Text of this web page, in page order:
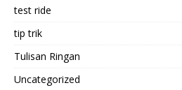
test ride
tip trik
Tulisan Ringan
Uncategorized